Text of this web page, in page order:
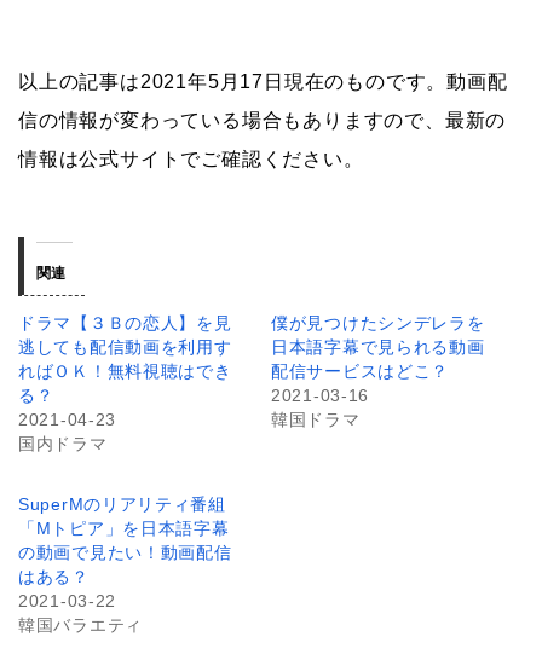
以上の記事は2021年5月17日現在のものです。動画配
信の情報が変わっている場合もありますので、最新の
情報は公式サイトでご確認ください。
関連
ドラマ【３Ｂの恋人】を見
逃しても配信動画を利用す
ればＯＫ！無料視聴はでき
る？
2021-04-23
国内ドラマ
僕が見つけたシンデレラを
日本語字幕で見られる動画
配信サービスはどこ？
2021-03-16
韓国ドラマ
SuperMのリアリティ番組
「Mトピア」を日本語字幕
の動画で見たい！動画配信
はある？
2021-03-22
韓国バラエティ